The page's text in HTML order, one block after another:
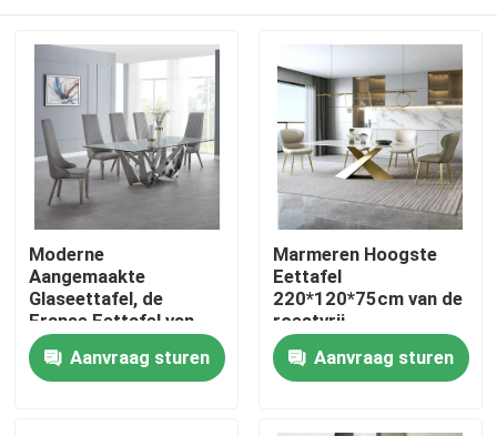
Huis
Moderne
Aangemaakte
Glaseettafel, de
Franse Eettafel van
het Stijlroestvrije staal
Aanvraag sturen
Marmeren Hoogste
Eettafel
220*120*75cm van de
roestvrij
staalrechthoek het
Meubilair van de
Metaaleetkamer
Aanvraag sturen